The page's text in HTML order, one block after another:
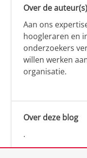
Over de auteur(s)
Aan ons
hoogleraren en
onderzoekers
willen werken
organisatie.
Over deze blog
.